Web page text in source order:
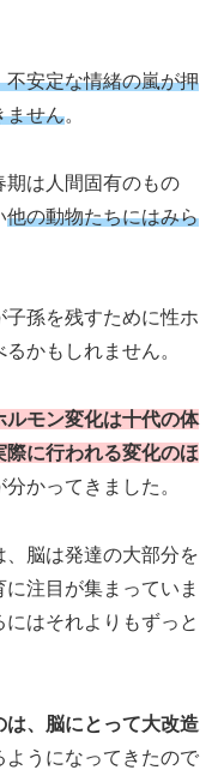
不安定な情緒の嵐が押
ません。
期は人間固有のもの
他の動物たちにはみら
孫を残すために性ホ
かもしれません。
ルモン変化は十代の体
に行われる変化のほ
分かってきました。
脳は発達の大部分を
注目が集まっていま
はそれよりもずっと
は、脳にとって大改造
ようになってきたので